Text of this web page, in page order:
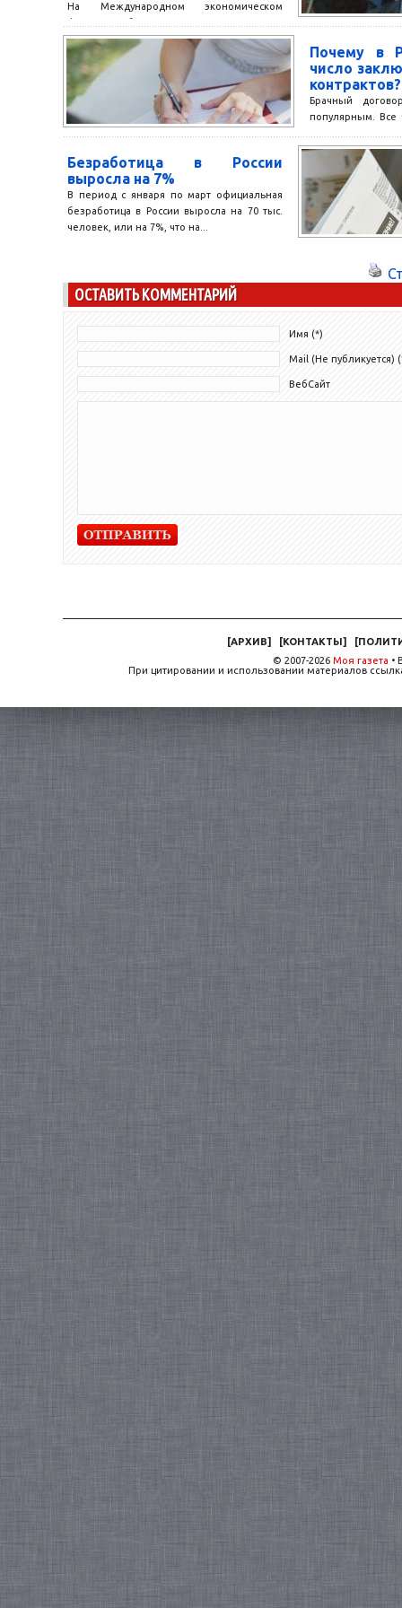
На Международном экономическом
форуме были подведены итоги
Национального рейтинга состоянии
инвестиционного климата в России.
Лучшие регионы были названы в ходе...
Почему в
число
контрактов?
Брачный
популярным. Все
имущественных...
Безработица в России
выросла на 7%
В период с января по март официальная
безработица в России выросла на 70 тыс.
человек, или на 7%, что на...
ОСТАВИТЬ КОММЕНТАРИЙ
Имя (*)
Mail (Не публикуется)
ВебСайт
[АРХИВ] [КОНТАКТЫ] [
© 2007-2026 Моя газета •
При цитировании и использовании материалов